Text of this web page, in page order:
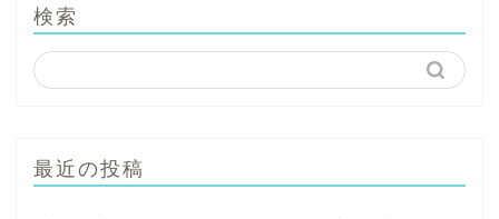
検索
最近の投稿